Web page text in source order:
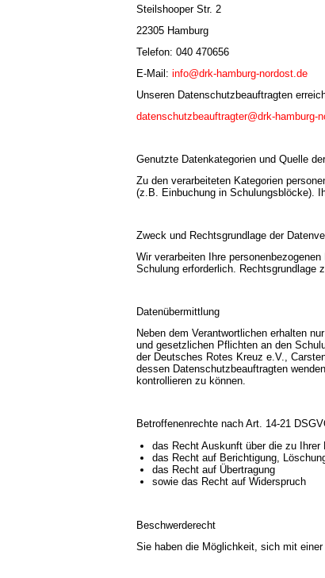
Steilshooper Str. 2
22305 Hamburg
Telefon: 040 470656
E-Mail: info@drk-hamburg-nordost.de
Unseren Datenschutzbeauftragten
datenschutzbeauftragter@drk-hamburg-
Genutzte Datenkategorien und Quelle
Zu den verarbeiteten Kategorien
(z.B. Einbuchung in Schulungsblöcke).
Zweck und Rechtsgrundlage der
Wir verarbeiten Ihre
Schulung erforderlich. Rechtsgrundlage
Datenübermittlung
Neben dem Verantwortlichen erhalten
und gesetzlichen Pflichten an den
der Deutsches Rotes Kreuz e.V.,
dessen Datenschutzbeauftragten
kontrollieren zu können.
Betroffenenrechte nach Art. 14-21
das Recht Auskunft über die zu
das Recht auf Berichtigung,
das Recht auf Übertragung
sowie das Recht auf Widerspruch
Beschwerderecht
Sie haben die Möglichkeit, sich mit